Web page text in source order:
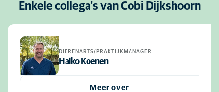
Enkele collega's van Cobi Dijkshoorn
DIERENARTS/PRAKTIJKMANAGER
Haiko Koenen
Meer over